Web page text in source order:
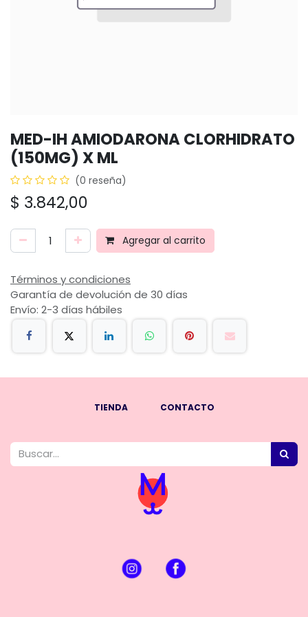
MED-IH AMIODARONA CLORHIDRATO
(150MG) X ML
(0 reseña)
$ 3.842,00
Agregar al carrito
Términos y condiciones
Garantía de devolución de 30 días
Envío: 2-3 días hábiles
TIENDA CONTACTO